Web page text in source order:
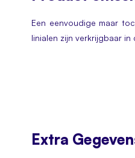
Een eenvoudige maar
linialen zijn verkrijgbaar
Extra